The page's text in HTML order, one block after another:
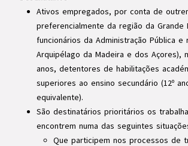
Ativos empregados, por conta de
preferencialmente da região da Grande
funcionários da Administração Pública e
Arquipélago da Madeira e dos Açores),
anos, detentores de habilitações
superiores ao ensino secundário (12º
equivalente).
São destinatários prioritários os
encontrem numa das seguintes
Que participem nos processos de